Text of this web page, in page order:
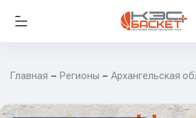
Главная Регионы Архангельская